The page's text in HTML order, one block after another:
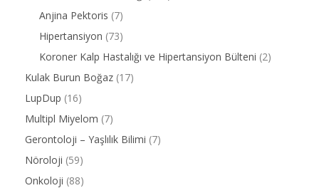
Anjina Pektoris (7)
Hipertansiyon (73)
Koroner Kalp Hastalığı ve Hipertansiyon Bülteni (2)
Kulak Burun Boğaz (17)
LupDup (16)
Multipl Miyelom (7)
Gerontoloji – Yaşlılık Bilimi (7)
Nöroloji (59)
Onkoloji (88)